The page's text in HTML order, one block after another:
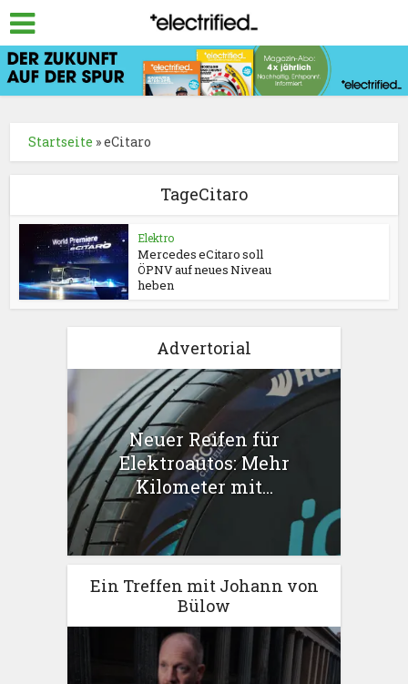
Startseite »eCitaro
TageCitaro
Elektro
Mercedes eCitaro soll
ÖPNV auf neues Niveau
heben
Advertorial
Neuer Reifen für
Elektroautos: Mehr
Kilometer mit...
Ein Treffen mit Johann von
Bülow